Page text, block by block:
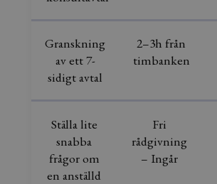
Granskning
av ett 7-
sidigt avtal
2–3h från
timbanken
Ställa lite
snabba
frågor om
en anställd
Fri
rådgivning
– Ingår